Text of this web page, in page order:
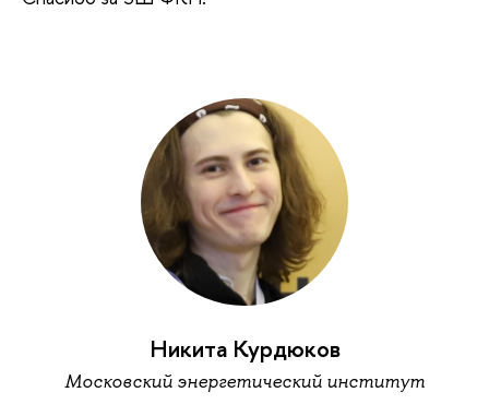
Никита Курдюков
Московский энергетический институт